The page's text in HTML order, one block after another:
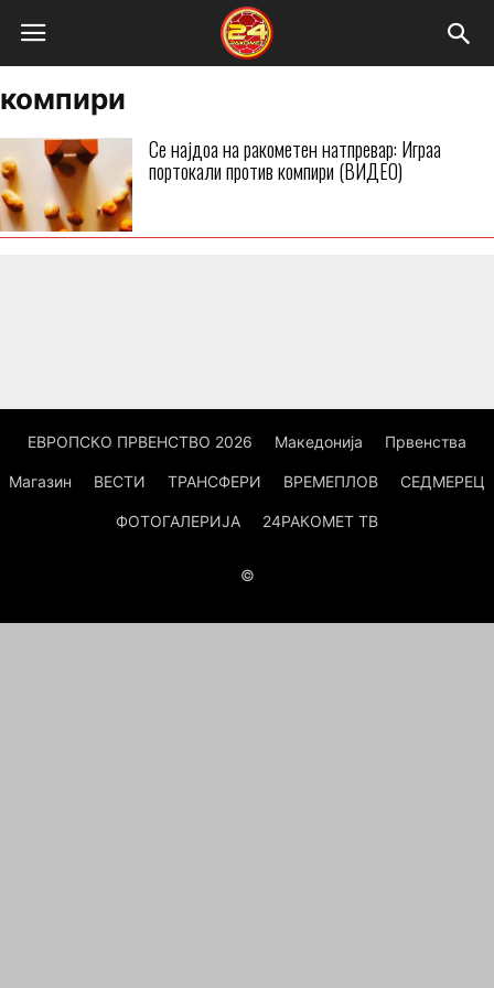
компири
Се најдоа на ракометен натпревар: Играа
портокали против компири (ВИДЕО)
ЕВРОПСКО ПРВЕНСТВО 2026 Македонија Првенства
Магазин ВЕСТИ ТРАНСФЕРИ ВРЕМЕПЛОВ СЕДМЕРЕЦ
ФОТОГАЛЕРИЈА 24РАКОМЕТ ТВ
©